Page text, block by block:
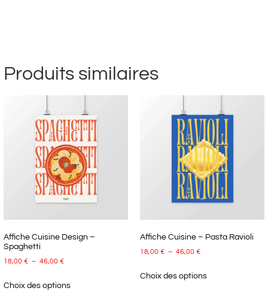
Produits similaires
Affiche Cuisine Design –
Spaghetti
18,00 € – 46,00 €
Choix des options
Affiche Cuisine – Pasta Ravioli
18,00 € – 46,00 €
Choix des options